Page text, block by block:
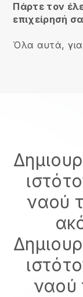
Πάρτε τον
επιχείρησή
Όλα αυτά, για
ναού
ναού